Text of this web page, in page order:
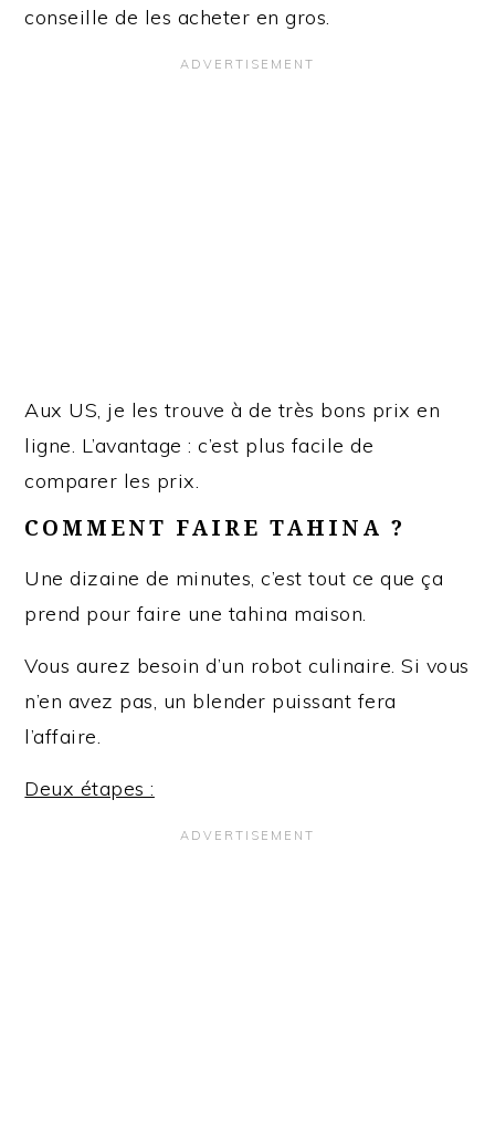
conseille de les acheter en gros.
Aux US, je les trouve à de très bons prix en
ligne. L’avantage : c’est plus facile de
comparer les prix.
COMMENT FAIRE TAHINA ?
Une dizaine de minutes, c’est tout ce que ça
prend pour faire une tahina maison.
Vous aurez besoin d’un robot culinaire. Si vous
n’en avez pas, un blender puissant fera
l’affaire.
Deux étapes :